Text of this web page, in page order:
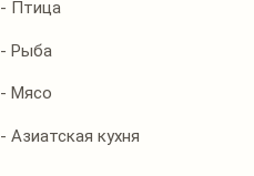
- Птица
- Рыба
- Мясо
- Азиатская кухня